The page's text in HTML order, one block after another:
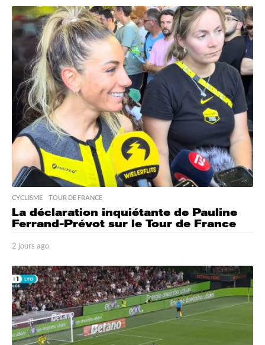
o
u
r
s
a
g
o
CYCLISME ,TOUR DE FRANCE
La déclaration inquiétante de Pauline
Ferrand-Prévot sur le Tour de France
2 jours ago
o
u
r
s
a
g
o